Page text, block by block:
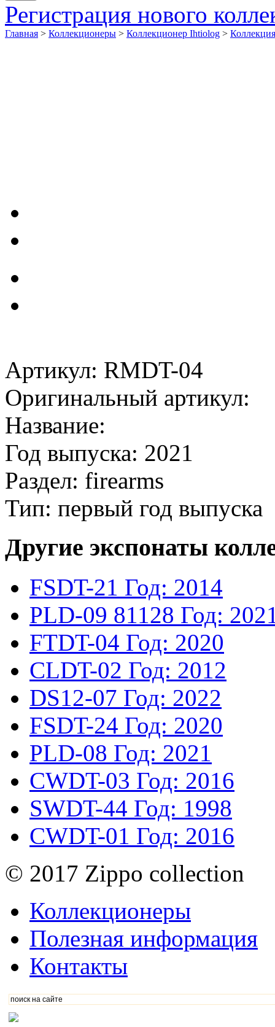
Регистрация нового
Главная > Коллекционеры > Коллекционер Ihtiolog >
Артикул: RMDT-04
Оригинальный артикул:
Название:
Год выпуска: 2021
Раздел: firearms
Тип: первый год выпуска
Другие экспонаты
FSDT-21 Год: 2014
PLD-09 81128 Год:
FTDT-04 Год: 2020
CLDT-02 Год: 2012
DS12-07 Год: 2022
FSDT-24 Год: 2020
PLD-08 Год: 2021
CWDT-03 Год: 2016
SWDT-44 Год: 1998
CWDT-01 Год: 2016
© 2017 Zippo collection
Коллекционеры
Полезная информация
Контакты